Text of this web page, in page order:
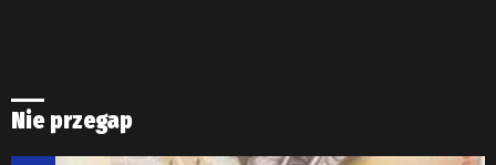
Nie przegap